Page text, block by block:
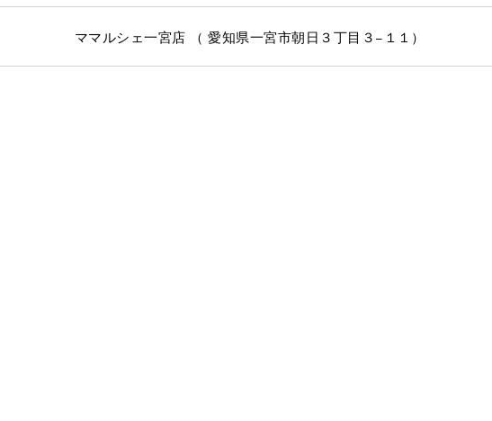
ママルシェ一宮店 （ 愛知県一宮市朝日３丁目３−１１）